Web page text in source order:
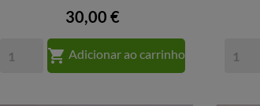
VISTA RÁPIDA
Preço
30,00 €
 Adicionar ao carrinho